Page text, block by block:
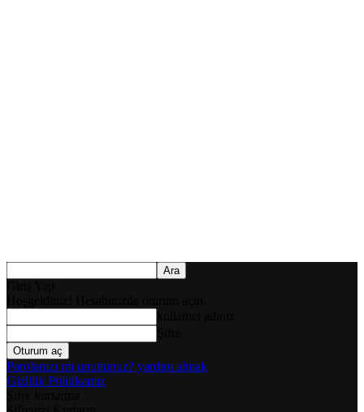
Parolanızı mı unuttunuz? yardım almak
Gizlilik Politikamız